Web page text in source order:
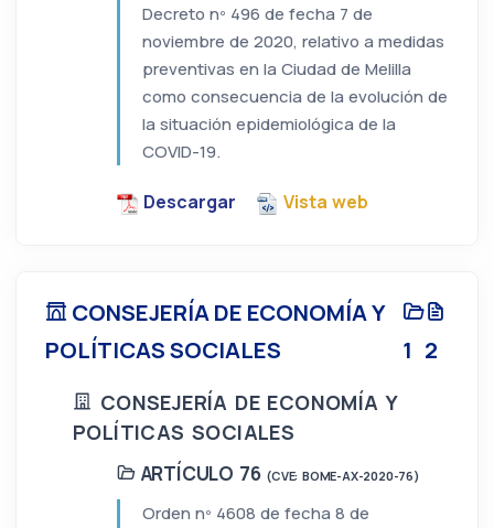
Decreto nº 496 de fecha 7 de
noviembre de 2020, relativo a medidas
preventivas en la Ciudad de Melilla
como consecuencia de la evolución de
la situación epidemiológica de la
COVID-19.
Descargar Vista web
CONSEJERÍA DE ECONOMÍA Y
POLÍTICAS SOCIALES
1 2
CONSEJERÍA DE ECONOMÍA Y
POLÍTICAS SOCIALES
ARTÍCULO 76 (CVE: BOME-AX-2020-76)
Orden nº 4608 de fecha 8 de